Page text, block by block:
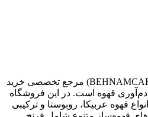
فروشگاه آنلاین بهنام کافه (BEHNAMCAFE) مرجع تخصصی خرید
دم‌آوری قهوه است. در این فروشگاه
قهوه عربیکا، روبوستا و ترکیبی